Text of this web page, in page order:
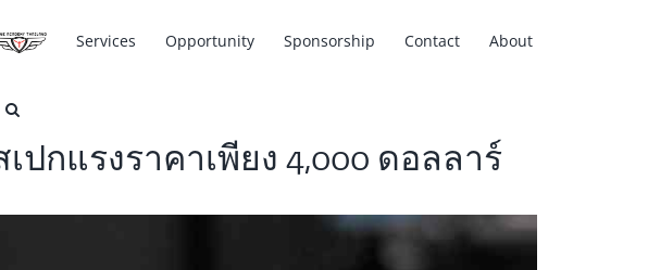
Services Opportunity Sponsorship Contact About
ปกแรงราคาเพียง 4,000 ดอลลาร์